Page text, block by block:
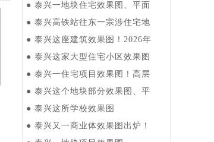
● 泰兴一地块住宅效果图、平面
● 泰兴高铁站往东一宗涉住宅地
● 泰兴这座建筑效果图！2026年
● 泰兴这家大型住宅小区效果图
● 泰兴一住宅项目效果图！高层
● 泰兴这个地块部分效果图、平
● 泰兴这所学校效果图
● 泰兴又一商业体效果图出炉！